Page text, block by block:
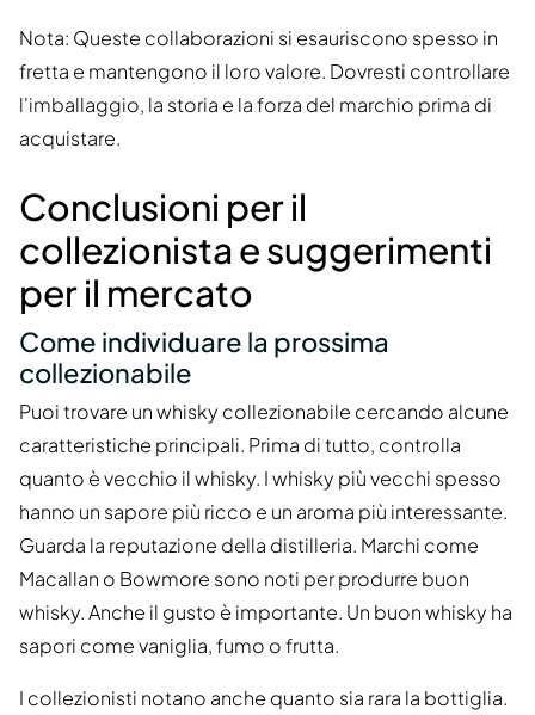
Nota: Queste collaborazioni si esauriscono spesso in
fretta e mantengono il loro valore. Dovresti controllare
l'imballaggio, la storia e la forza del marchio prima di
acquistare.
Conclusioni per il
collezionista e suggerimenti
per il mercato
Come individuare la prossima
collezionabile
Puoi trovare un whisky collezionabile cercando alcune
caratteristiche principali. Prima di tutto, controlla
quanto è vecchio il whisky. I whisky più vecchi spesso
hanno un sapore più ricco e un aroma più interessante.
Guarda la reputazione della distilleria. Marchi come
Macallan o Bowmore sono noti per produrre buon
whisky. Anche il gusto è importante. Un buon whisky ha
sapori come vaniglia, fumo o frutta.
I collezionisti notano anche quanto sia rara la bottiglia.